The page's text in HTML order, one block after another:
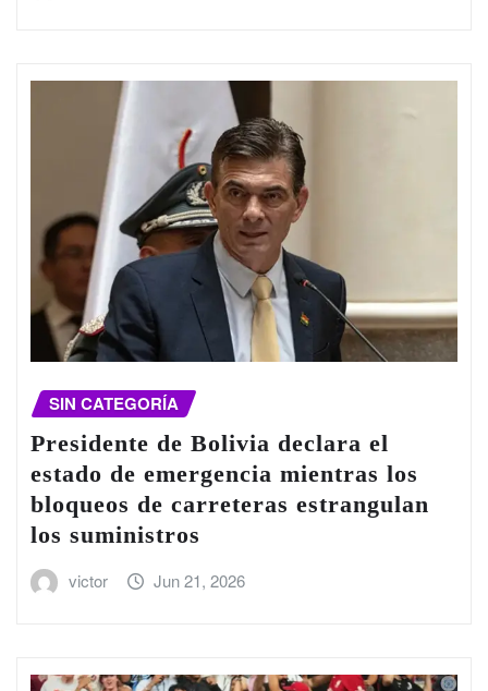
SIN CATEGORÍA
Presidente de Bolivia declara el
estado de emergencia mientras los
bloqueos de carreteras estrangulan
los suministros
victor Jun 21, 2026